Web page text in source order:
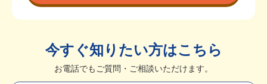
今すぐ知りたい方はこちら
お電話でもご質問・ご相談いただけます。